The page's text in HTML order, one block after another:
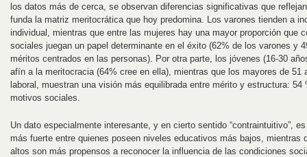
los datos más de cerca, se observan diferencias significativas que
funda la matriz meritocrática que hoy predomina. Los varones tienden a
individual, mientras que entre las mujeres hay una mayor proporción que
sociales juegan un papel determinante en el éxito (62% de los varones y
méritos centrados en las personas). Por otra parte, los jóvenes (16-30
afín a la meritocracia (64% cree en ella), mientras que los mayores de 51
laboral, muestran una visión más equilibrada entre mérito y estructura:
motivos sociales.
Un dato especialmente interesante, y en cierto sentido “contraintuitivo”,
más fuerte entre quienes poseen niveles educativos más bajos, mientras
altos son más propensos a reconocer la influencia de las condiciones